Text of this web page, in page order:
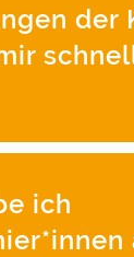
der
ich